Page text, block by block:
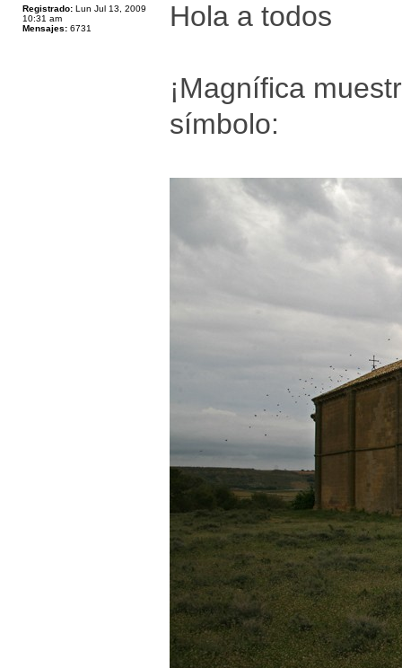
Registrado: Lun Jul 13, 2009
10:31 am
Mensajes: 6731 Hola a todos
¡Magnífica
símbolo: